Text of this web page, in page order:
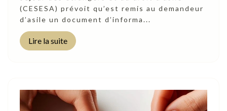
(CESESA) prévoit qu’est remis au demandeur
d’asile un document d’informa...
Lire la suite